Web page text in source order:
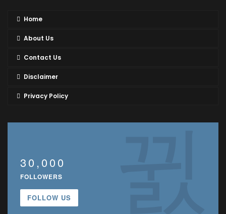
Home
About Us
Contact Us
Disclaimer
Privacy Policy
30,000
FOLLOWERS
FOLLOW US